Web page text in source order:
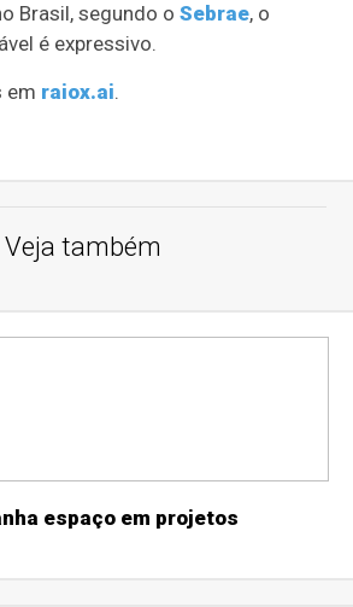
Brasil, segundo oSebrae, o
é expressivo.
em raiox.ai.
Veja também
espaço em projetos